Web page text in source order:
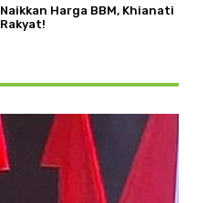
Naikkan Harga BBM, Khianati
Rakyat!